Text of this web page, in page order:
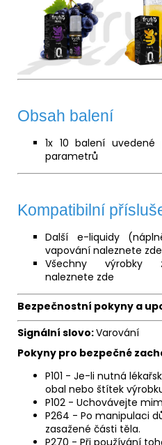
Obsah balení
1x 10 balení
parametrů
Kompatibilní
Další e-liquidy
vapování naleznete zde
Všechny výrobky
naleznete zde
Bezpečnostní pokyny a
Signální slovo:Varování
Pokyny pro bezpečné
P101 - Je-li nutná
obal nebo štítek
P102 - Uchovávejte
P264 - Po manipulaci
zasažené části těla.